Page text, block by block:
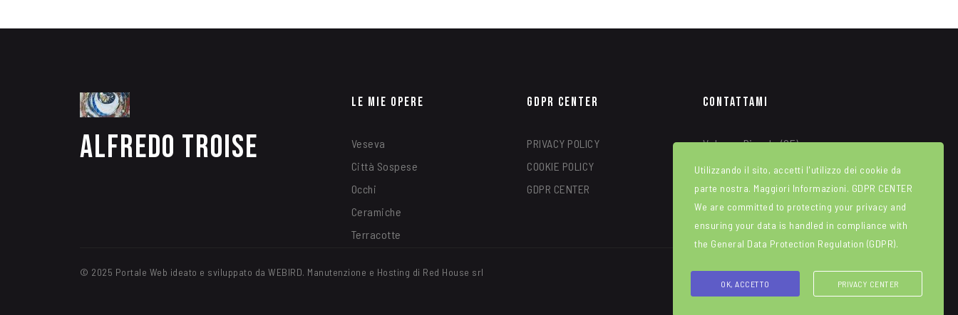
Alfredo Troise
Le Mie Opere
Veseva
Città Sospese
Occhi
Ceramiche
Terracotte
GDPR Center
PRIVACY POLICY
COOKIE POLICY
GDPR CENTER
Contattami
Valogno Piccolo (CE)
tel: (+39) 340 8315664
Info@alfredotroise.com
© 2025 Portale Web ideato e sviluppato da WEBIRD. Manutenzione e Hosting di Red House srl
Utilizzando il sito, accetti l'utilizzo dei cookie da
parte nostra. Maggiori Informazioni. GDPR CENTER
We are committed to protecting your privacy and
ensuring your data is handled in compliance with
the General Data Protection Regulation (GDPR).
OK, ACCETTO PRIVACY CENTER